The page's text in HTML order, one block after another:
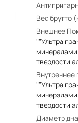
Вес брутто
Внешнее
""Ультра
минералами
твердости
Внутреннее
""Ультра
минералами
твердости
Диаметр